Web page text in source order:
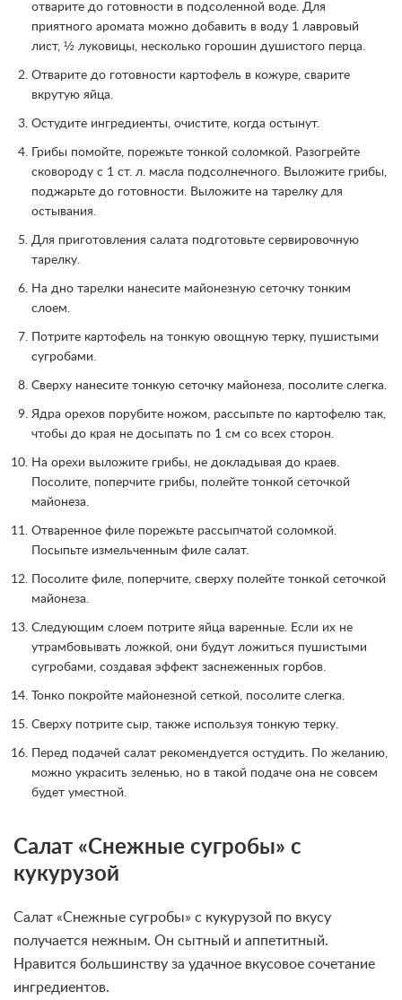
отварите до готовности в подсоленной воде. Для
приятного аромата можно добавить в воду 1 лавровый
лист, ½ луковицы, несколько горошин душистого перца.
Отварите до готовности картофель в кожуре, сварите
вкрутую яйца.
Остудите ингредиенты, очистите, когда остынут.
Грибы помойте, порежьте тонкой соломкой. Разогрейте
сковороду с 1 ст. л. масла подсолнечного. Выложите грибы,
поджарьте до готовности. Выложите на тарелку для
остывания.
Для приготовления салата подготовьте сервировочную
тарелку.
На дно тарелки нанесите майонезную сеточку тонким
слоем.
Потрите картофель на тонкую овощную терку, пушистыми
сугробами.
Сверху нанесите тонкую сеточку майонеза, посолите слегка.
Ядра орехов порубите ножом, рассыпьте по картофелю так,
чтобы до края не досыпать по 1 см со всех сторон.
На орехи выложите грибы, не докладывая до краев.
Посолите, поперчите грибы, полейте тонкой сеточкой
майонеза.
Отваренное филе порежьте рассыпчатой соломкой.
Посыпьте измельченным филе салат.
Посолите филе, поперчите, сверху полейте тонкой сеточкой
майонеза.
Следующим слоем потрите яйца варенные. Если их не
утрамбовывать ложкой, они будут ложиться пушистыми
сугробами, создавая эффект заснеженных горбов.
Тонко покройте майонезной сеткой, посолите слегка.
Сверху потрите сыр, также используя тонкую терку.
Перед подачей салат рекомендуется остудить. По желанию,
можно украсить зеленью, но в такой подаче она не совсем
будет уместной.
Салат «Снежные сугробы» с
кукурузой
Салат «Снежные сугробы» с кукурузой по вкусу
получается нежным. Он сытный и аппетитный.
Нравится большинству за удачное вкусовое сочетание
ингредиентов.